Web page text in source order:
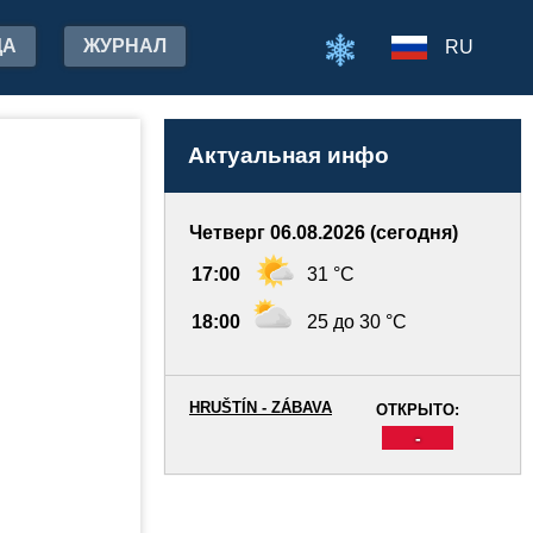
ЖУРНАЛ RU
Актуальная инфо
Четверг 06.08.2026 (сегодня)
17:00 31 °C
18:00 25 до 30 °C
ОТКРЫТО:
-
HRUŠTÍN - ZÁBAVA